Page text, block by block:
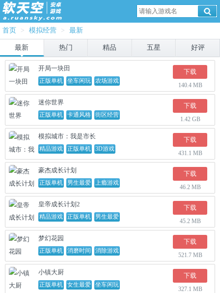
首页 > 模拟经营 > 最新
最新 热门 精品 五星 好评
开局一块田
正版单机 坐车闲玩 农场游戏
下载
140.4 MB
迷你世界
正版单机 卡通风格 街区经营
下载
1.42 GB
模拟城市：我是市长
精品游戏 正版单机 3D游戏
下载
431.1 MB
豪杰成长计划
正版单机 男生最爱 上瘾游戏
下载
46.2 MB
皇帝成长计划2
精品游戏 正版单机 男生最爱
下载
45.2 MB
梦幻花园
正版单机 消磨时间 消除游戏
下载
521.7 MB
小镇大厨
正版单机 女生最爱 坐车闲玩
下载
327.1 MB